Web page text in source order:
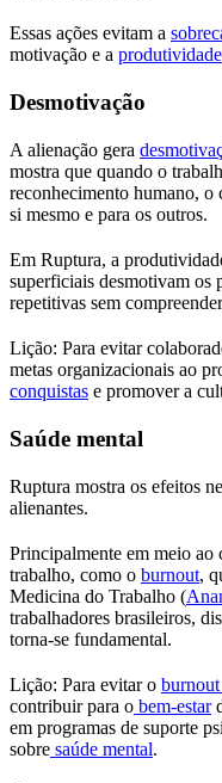
Essas ações evitam a
motivação e a produtividade
Desmotivação
A alienação gera
mostra que quando o
reconhecimento humano, o
si mesmo e para os outros.
Em Ruptura, a
superficiais desmotivam os
repetitivas sem
Lição: Para evitar
metas organizacionais ao
conquistas e promover a
Saúde mental
Ruptura mostra os efeitos
alienantes.
Principalmente em meio ao
trabalho, como o burnout,
Medicina do Trabalho (
trabalhadores brasileiros,
torna-se fundamental.
Lição: Para evitar o burnout
contribuir para o bem-estar
em programas de suporte
sobre saúde mental.